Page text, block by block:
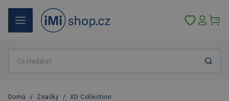
Domů / Značky / XD Collection